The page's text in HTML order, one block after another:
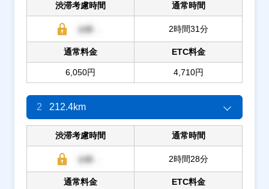
渋滞考慮時間 通常時間
2時間31分
通常料金
6,050円
ETC料金
4,710円
2 212.4km
渋滞考慮時間 通常時間
2時間28分
通常料金 ETC料金